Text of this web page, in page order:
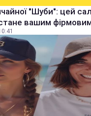
"Шуби": цей
вашим